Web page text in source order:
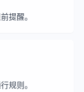
提醒。
规则。